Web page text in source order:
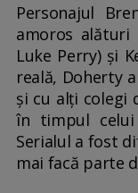
Personajul
amoros alături
Luke Perry) şi
reală, Doherty
şi cu alţi colegi
în timpul celui
Serialul a fost
mai facă parte